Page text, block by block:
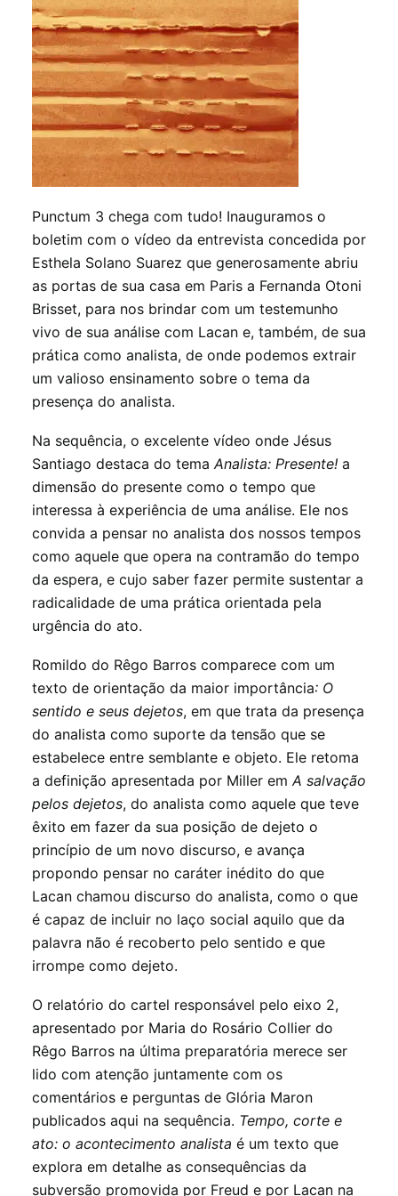
INSCRIÇÕES
Punctum 3 chega com tudo! Inauguramos o
boletim com o vídeo da entrevista concedida por
Esthela Solano Suarez que generosamente abriu
as portas de sua casa em Paris a Fernanda Otoni
Brisset, para nos brindar com um testemunho
vivo de sua análise com Lacan e, também, de sua
prática como analista, de onde podemos extrair
um valioso ensinamento sobre o tema da
presença do analista.
Na sequência, o excelente vídeo onde Jésus
Santiago destaca do temaAnalista: Presente! a
dimensão do presente como o tempo que
interessa à experiência de uma análise. Ele nos
convida a pensar no analista dos nossos tempos
como aquele que opera na contramão do tempo
da espera, e cujo saber fazer permite sustentar a
radicalidade de uma prática orientada pela
urgência do ato.
Romildo do Rêgo Barros comparece com um
texto de orientação da maior importância: O
sentido e seus dejetos, em que trata da presença
do analista como suporte da tensão que se
estabelece entre semblante e objeto. Ele retoma
a definição apresentada por Miller emA salvação
pelos dejetos, do analista como aquele que teve
êxito em fazer da sua posição de dejeto o
princípio de um novo discurso, e avança
propondo pensar no caráter inédito do que
Lacan chamou discurso do analista, como o que
é capaz de incluir no laço social aquilo que da
palavra não é recoberto pelo sentido e que
irrompe como dejeto.
O relatório do cartel responsável pelo eixo 2,
apresentado por Maria do Rosário Collier do
Rêgo Barros na última preparatória merece ser
lido com atenção juntamente com os
comentários e perguntas de Glória Maron
publicados aqui na sequência. Tempo, corte e
ato: o acontecimento analista é um texto que
explora em detalhe as consequências da
subversão promovida por Freud e por Lacan na